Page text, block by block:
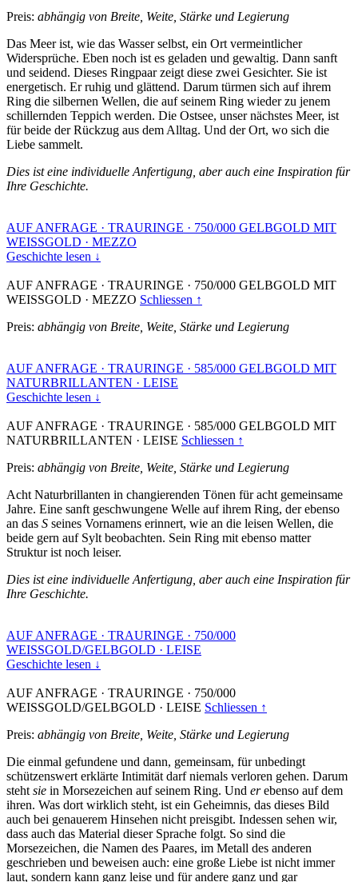
Preis: abhängig von Breite, Weite, Stärke und Legierung
Das Meer ist, wie das Wasser selbst, ein Ort vermeintlicher
Widersprüche. Eben noch ist es geladen und gewaltig. Dann sanft
und seidend. Dieses Ringpaar zeigt diese zwei Gesichter. Sie ist
energetisch. Er ruhig und glättend. Darum türmen sich auf ihrem
Ring die silbernen Wellen, die auf seinem Ring wieder zu jenem
schillernden Teppich werden. Die Ostsee, unser nächstes Meer, ist
für beide der Rückzug aus dem Alltag. Und der Ort, wo sich die
Liebe sammelt.
Dies ist eine individuelle Anfertigung, aber auch eine Inspiration für
Ihre Geschichte.
AUF ANFRAGE · TRAURINGE · 750/000 GELBGOLD MIT
WEISSGOLD · MEZZO
Geschichte lesen ↓
AUF ANFRAGE · TRAURINGE · 750/000 GELBGOLD MIT
WEISSGOLD · MEZZO Schliessen ↑
Preis: abhängig von Breite, Weite, Stärke und Legierung
AUF ANFRAGE · TRAURINGE · 585/000 GELBGOLD MIT
NATURBRILLANTEN · LEISE
Geschichte lesen ↓
AUF ANFRAGE · TRAURINGE · 585/000 GELBGOLD MIT
NATURBRILLANTEN · LEISE Schliessen ↑
Preis: abhängig von Breite, Weite, Stärke und Legierung
Acht Naturbrillanten in changierenden Tönen für acht gemeinsame
Jahre. Eine sanft geschwungene Welle auf ihrem Ring, der ebenso
an das S seines Vornamens erinnert, wie an die leisen Wellen, die
beide gern auf Sylt beobachten. Sein Ring mit ebenso matter
Struktur ist noch leiser.
Dies ist eine individuelle Anfertigung, aber auch eine Inspiration für
Ihre Geschichte.
AUF ANFRAGE · TRAURINGE · 750/000
WEISSGOLD/GELBGOLD · LEISE
Geschichte lesen ↓
AUF ANFRAGE · TRAURINGE · 750/000
WEISSGOLD/GELBGOLD · LEISE Schliessen ↑
Preis: abhängig von Breite, Weite, Stärke und Legierung
Die einmal gefundene und dann, gemeinsam, für unbedingt
schützenswert erklärte Intimität darf niemals verloren gehen. Darum
steht sie in Morsezeichen auf seinem Ring. Und erebenso auf dem
ihren. Was dort wirklich steht, ist ein Geheimnis, das dieses Bild
auch bei genauerem Hinsehen nicht preisgibt. Indessen sehen wir,
dass auch das Material dieser Sprache folgt. So sind die
Morsezeichen, die Namen des Paares, im Metall des anderen
geschrieben und beweisen auch: eine große Liebe ist nicht immer
laut, sondern kann ganz leise und für andere ganz und gar